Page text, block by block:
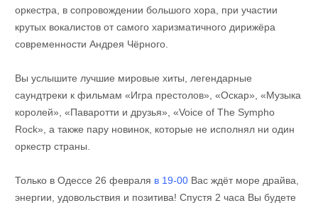
оркестра, в сопровождении большого хора, при участии
крутых вокалистов от самого харизматичного дирижёра
современности Андрея Чёрного.
Вы услышите лучшие мировые хиты, легендарные
саундтреки к фильмам «Игра престолов», «Оскар», «Музыка
королей», «Паваротти и друзья», «Voice of The Sympho
Rock», а также пару новинок, которые не исполнял ни один
оркестр страны.
Только в Одессе 26 февраля в 19-00Вас ждёт море драйва,
энергии, удовольствия и позитива! Спустя 2 часа Вы будете